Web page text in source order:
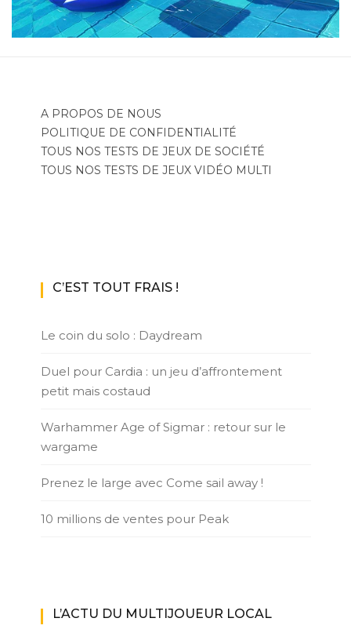
A PROPOS DE NOUS
POLITIQUE DE CONFIDENTIALITÉ
TOUS NOS TESTS DE JEUX DE SOCIÉTÉ
TOUS NOS TESTS DE JEUX VIDÉO MULTI
C’EST TOUT FRAIS !
Le coin du solo : Daydream
Duel pour Cardia : un jeu d’affrontement
petit mais costaud
Warhammer Age of Sigmar : retour sur le
wargame
Prenez le large avec Come sail away !
10 millions de ventes pour Peak
L’ACTU DU MULTIJOUEUR LOCAL